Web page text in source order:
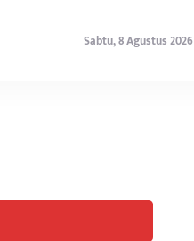
Sabtu, 8 Agustus 2026